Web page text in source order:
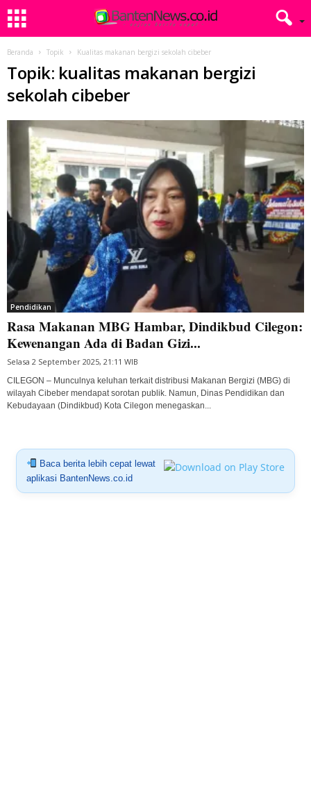
Beranda Topik Kualitas makanan bergizi sekolah cibeber
Topik: kualitas makanan bergizi
sekolah cibeber
Pendidikan
Rasa Makanan MBG Hambar, Dindikbud Cilegon:
Kewenangan Ada di Badan Gizi...
Selasa 2 September 2025, 21:11 WIB
CILEGON – Munculnya keluhan terkait distribusi Makanan Bergizi (MBG) di
wilayah Cibeber mendapat sorotan publik. Namun, Dinas Pendidikan dan
Kebudayaan (Dindikbud) Kota Cilegon menegaskan...
Baca berita lebih cepat lewat
aplikasi BantenNews.co.id